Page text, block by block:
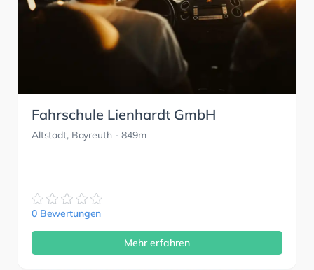
Fahrschule Lienhardt GmbH
Altstadt, Bayreuth - 849m
0 Bewertungen
Mehr erfahren